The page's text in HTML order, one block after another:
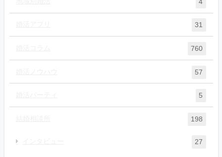
4
31
760
57
5
198
27